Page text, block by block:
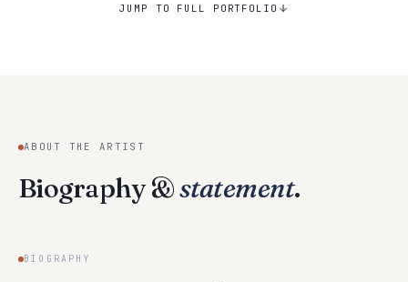
JUMP TO FULL PORTFOLIO
ABOUT THE ARTIST
Biography &statement.
BIOGRAPHY